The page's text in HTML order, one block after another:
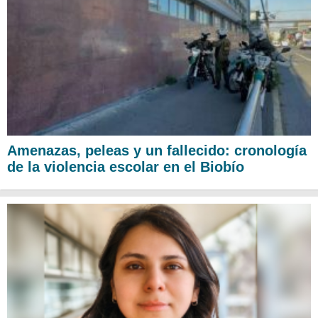
Amenazas, peleas y un fallecido: cronología
de la violencia escolar en el Biobío